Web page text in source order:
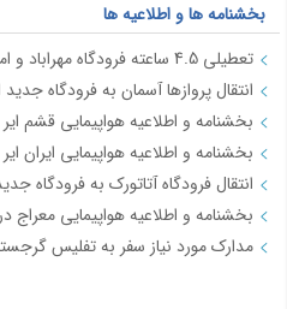
بخشنامه ها و اطلاعیه ها
انتقال پروازها آسمان به فرودگاه جدید استانبول
انتقال فرودگاه آتاتورک به فرودگاه
مدارک مورد نیاز سفر به تفلیس